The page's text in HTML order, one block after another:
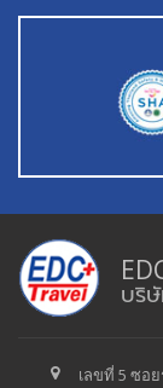
บริ
เลขที่ 5 ซอ